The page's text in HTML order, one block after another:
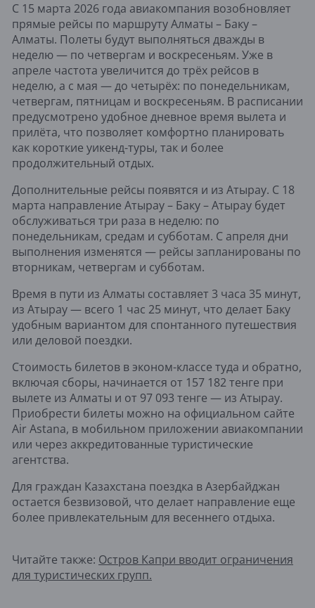
С 15 марта 2026 года авиакомпания возобновляет
прямые рейсы по маршруту Алматы – Баку –
Алматы. Полеты будут выполняться дважды в
неделю — по четвергам и воскресеньям. Уже в
апреле частота увеличится до трёх рейсов в
неделю, а с мая — до четырёх: по понедельникам,
четвергам, пятницам и воскресеньям. В расписании
предусмотрено удобное дневное время вылета и
прилёта, что позволяет комфортно планировать
как короткие уикенд-туры, так и более
продолжительный отдых.
Дополнительные рейсы появятся и из Атырау. С 18
марта направление Атырау – Баку – Атырау будет
обслуживаться три раза в неделю: по
понедельникам, средам и субботам. С апреля дни
выполнения изменятся — рейсы запланированы по
вторникам, четвергам и субботам.
Время в пути из Алматы составляет 3 часа 35 минут,
из Атырау — всего 1 час 25 минут, что делает Баку
удобным вариантом для спонтанного путешествия
или деловой поездки.
Стоимость билетов в эконом-классе туда и обратно,
включая сборы, начинается от 157 182 тенге при
вылете из Алматы и от 97 093 тенге — из Атырау.
Приобрести билеты можно на официальном сайте
Air Astana, в мобильном приложении авиакомпании
или через аккредитованные туристические
агентства.
Для граждан Казахстана поездка в Азербайджан
остается безвизовой, что делает направление еще
более привлекательным для весеннего отдыха.
Читайте также: Остров Капри вводит ограничения
для туристических групп.